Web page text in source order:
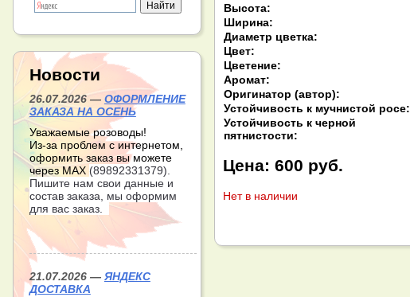
Высота:
Ширина:
Диаметр цветка:
Цвет:
Цветение:
Аромат:
Оригинатор (автор):
Устойчивость к мучнистой росе:
Устойчивость к черной
пятнистости:
Цена: 600 руб.
Нет в наличии
Новости
26.07.2026 — ОФОРМЛЕНИЕ
ЗАКАЗА НА ОСЕНЬ
Уважаемые розоводы!
Из-за проблем с интернетом,
оформить заказ вы можете
через МАХ (89892331379).
Пишите нам свои данные и
состав заказа, мы оформим
для вас заказ.
21.07.2026 — ЯНДЕКС
ДОСТАВКА